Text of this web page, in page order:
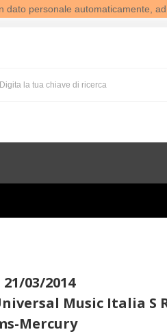
personale automaticamente,
03/2014
Music Italia S
Mercury